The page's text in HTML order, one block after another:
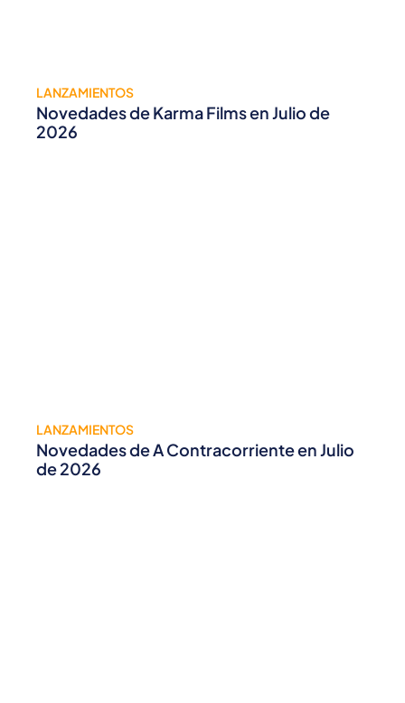
LANZAMIENTOS
Novedades de Karma Films en Julio de
2026
LANZAMIENTOS
Novedades de A Contracorriente en Julio
de 2026